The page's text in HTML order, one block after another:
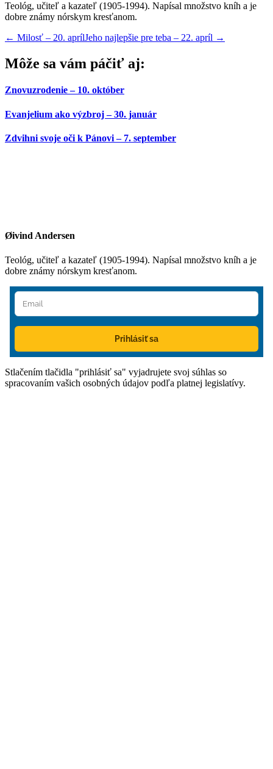
Teológ, učiteľ a kazateľ (1905-1994). Napísal množstvo kníh a je
dobre známy nórskym kresťanom.
← Milosť – 20. aprílJeho najlepšie pre teba – 22. apríl →
Môže sa vám páčiť aj:
Znovuzrodenie – 10. október
Evanjelium ako výzbroj – 30. január
Zdvihni svoje oči k Pánovi – 7. september
Øivind Andersen
Teológ, učiteľ a kazateľ (1905-1994). Napísal množstvo kníh a je
dobre známy nórskym kresťanom.
Prihlásiť sa
Stlačením tlačidla "prihlásiť sa" vyjadrujete svoj súhlas so
spracovaním vašich osobných údajov podľa platnej legislatívy.